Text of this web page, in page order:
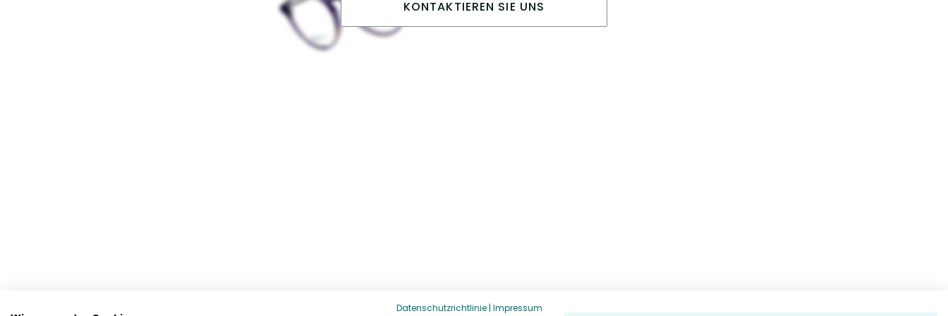
KONTAKTIEREN SIE UNS
Datenschutzrichtlinie | Impressum